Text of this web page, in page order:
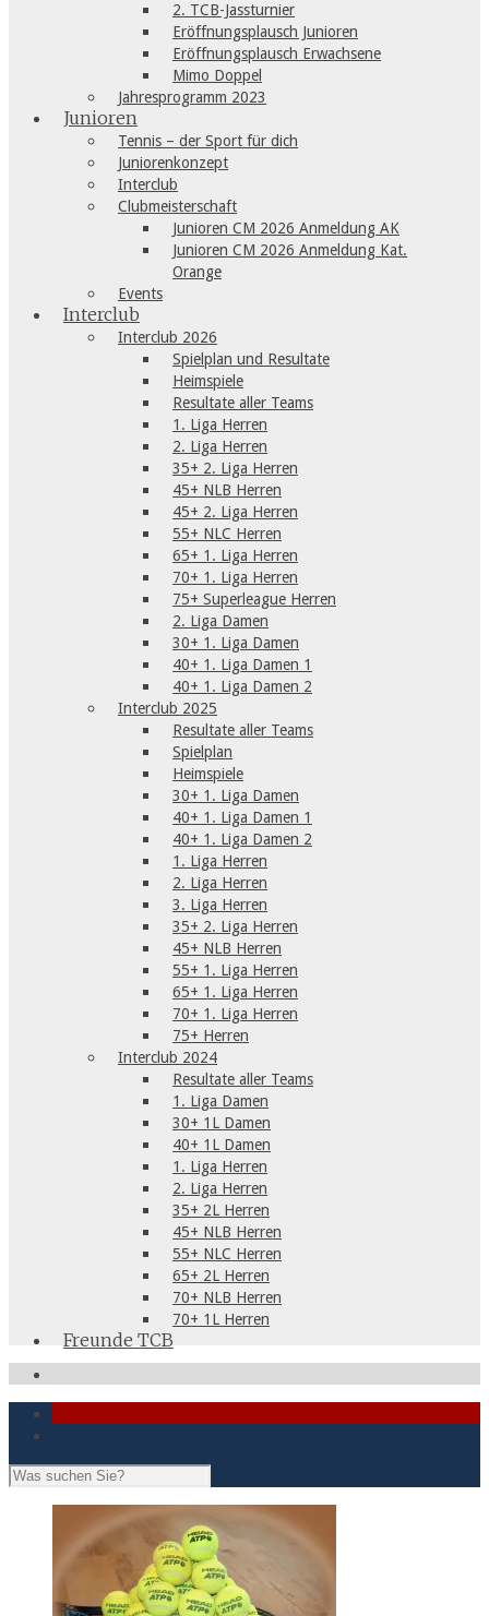
2. TCB-Jassturnier
Eröffnungsplausch Junioren
Eröffnungsplausch Erwachsene
Mimo Doppel
Jahresprogramm 2023
Junioren
Tennis – der Sport für dich
Juniorenkonzept
Interclub
Clubmeisterschaft
Junioren CM 2026 Anmeldung AK
Junioren CM 2026 Anmeldung Kat.
Orange
Events
Interclub
Interclub 2026
Spielplan und Resultate
Heimspiele
Resultate aller Teams
1. Liga Herren
2. Liga Herren
35+ 2. Liga Herren
45+ NLB Herren
45+ 2. Liga Herren
55+ NLC Herren
65+ 1. Liga Herren
70+ 1. Liga Herren
75+ Superleague Herren
2. Liga Damen
30+ 1. Liga Damen
40+ 1. Liga Damen 1
40+ 1. Liga Damen 2
Interclub 2025
Resultate aller Teams
Spielplan
Heimspiele
30+ 1. Liga Damen
40+ 1. Liga Damen 1
40+ 1. Liga Damen 2
1. Liga Herren
2. Liga Herren
3. Liga Herren
35+ 2. Liga Herren
45+ NLB Herren
55+ 1. Liga Herren
65+ 1. Liga Herren
70+ 1. Liga Herren
75+ Herren
Interclub 2024
Resultate aller Teams
1. Liga Damen
30+ 1L Damen
40+ 1L Damen
1. Liga Herren
2. Liga Herren
35+ 2L Herren
45+ NLB Herren
55+ NLC Herren
65+ 2L Herren
70+ NLB Herren
70+ 1L Herren
Freunde TCB